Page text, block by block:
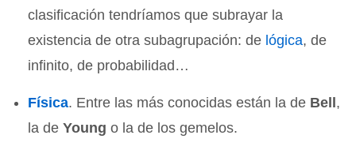
clasificación tendríamos que subrayar la
existencia de otra subagrupación: de lógica, de
infinito, de probabilidad…
Física. Entre las más conocidas están la de Bell,
la deYoung o la de los gemelos.